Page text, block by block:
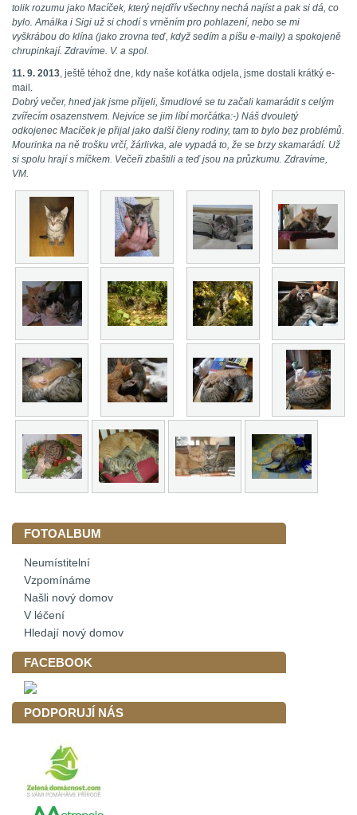
tolik rozumu jako Macíček, který nejdřív všechny nechá najíst a pak si dá, co
bylo. Amálka i Sigi už si chodí s vrněním pro pohlazení, nebo se mi
vyškrábou do klína (jako zrovna teď, když sedím a píšu e-maily) a spokojeně
chrupinkají. Zdravíme. V. a spol.
11. 9. 2013, ještě téhož dne, kdy naše koťátka odjela, jsme dostali krátký e-
mail.
Dobrý večer, hned jak jsme přijeli, šmudlové se tu začali kamarádit s celým
zvířecím osazenstvem. Nejvíce se jim líbí morčátka:-) Náš dvouletý
odkojenec Macíček je přijal jako další členy rodiny, tam to bylo bez problémů.
Mourinka na ně trošku vrčí, žárlivka, ale vypadá to, že se brzy skamarádí. Už
si spolu hrají s míčkem. Večeři zbaštili a teď jsou na průzkumu. Zdravíme,
VM.
FOTOALBUM
Neumístitelní
Vzpomínáme
Našli nový domov
V léčení
Hledají nový domov
FACEBOOK
PODPORUJÍ NÁS